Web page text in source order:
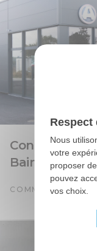
Construction
Bain de
COMMERCE
Respect
Nous
votre
proposer
pouvez
vos choix.